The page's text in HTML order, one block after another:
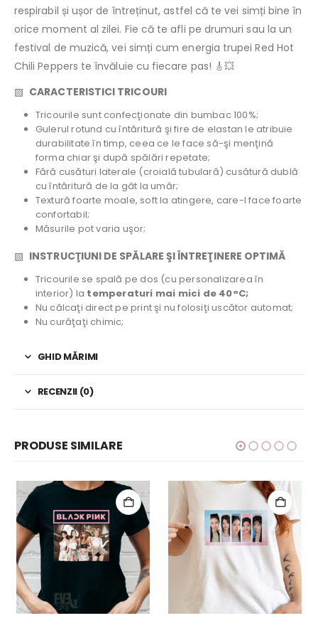
respirabil și ușor de întreținut, astfel că te vei simți bine în
orice moment al zilei. Fie că te afli pe drumuri sau la un
festival de muzică, vei simți cum energia trupei Red Hot
Chili Peppers te învăluie cu fiecare pas! 🎸💥
▧ CARACTERISTICI TRICOURI
Tricourile sunt confecţionate din bumbac 100%;
Gulerul rotund cu întăritură şi fire de elastan le atribuie
durabilitate în timp, ceea ce le face să-şi menţină
forma chiar şi după spălări repetate;
Fără cusături laterale (croială tubulară) cusătură dublă
cu întăritură de la gât la umăr;
Textură foarte moale, soft la atingere, care-l face foarte
confortabil;
Măsurile pot varia uşor;
▧ INSTRUCŢIUNI DE SPĂLARE ŞI ÎNTREŢINERE OPTIMĂ
Tricourile se spală pe dos (cu personalizarea în
interior) la temperaturi mai mici de 40°C;
Nu călcaţi direct pe print şi nu folosiţi uscător automat;
Nu curăţaţi chimic;
GHID MĂRIMI
RECENZII (0)
PRODUSE SIMILARE